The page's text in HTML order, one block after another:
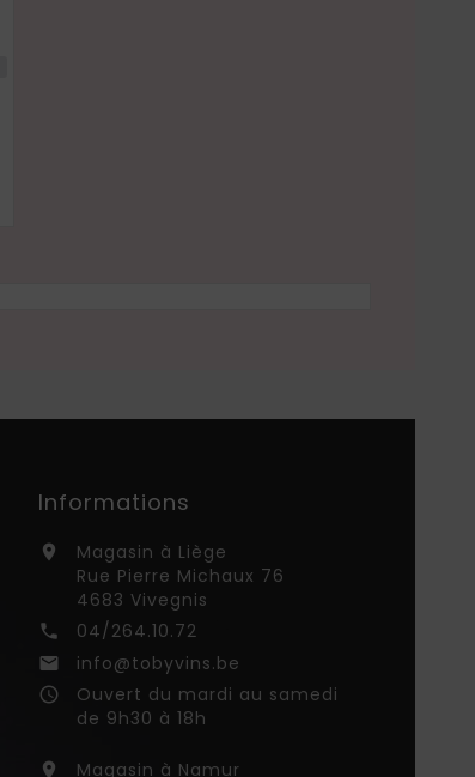
Informations

Magasin à Liège
Rue Pierre Michaux 76
4683 Vivegnis
 04/264.10.72
 info@tobyvins.be
access_time
Ouvert du mardi au samedi
de 9h30 à 18h
 Magasin à Namur